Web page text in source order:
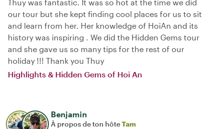
Thuy was fantastic. It was so hot at the time we did
our tour but she kept finding cool places for us to sit
and learn from her. Her knowledge of HoiAn and its
history was inspiring . We did the Hidden Gems tour
and she gave us so many tips for the rest of our
holiday !!! Thank you Thuy
Highlights & Hidden Gems of Hoi An
Benjamin
À propos de ton hôteTam